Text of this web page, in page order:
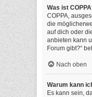
Was ist
COPPA,
die
auf dich oder
anbieten kann
Forum gibt?“
Nach oben
Warum kann
Es kann sein,